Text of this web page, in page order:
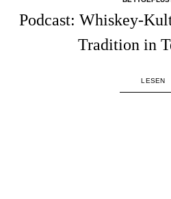
Podcast: Whiskey-
Tradition in
LESEN